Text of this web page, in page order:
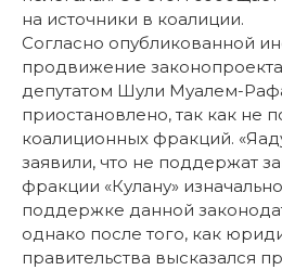
на источники в коалиции.
Согласно опубликованной
продвижение
депутатом Шули Муалем-
приостановлено, так как не
коалиционных фракций.
заявили, что не поддержат
фракции «Кулану»
поддержке данной
однако после того, как
правительства высказался